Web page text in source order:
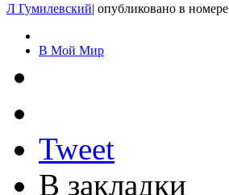
Л Гумилевский| опубликовано в номере
В Мой Мир
Tweet
В закладки